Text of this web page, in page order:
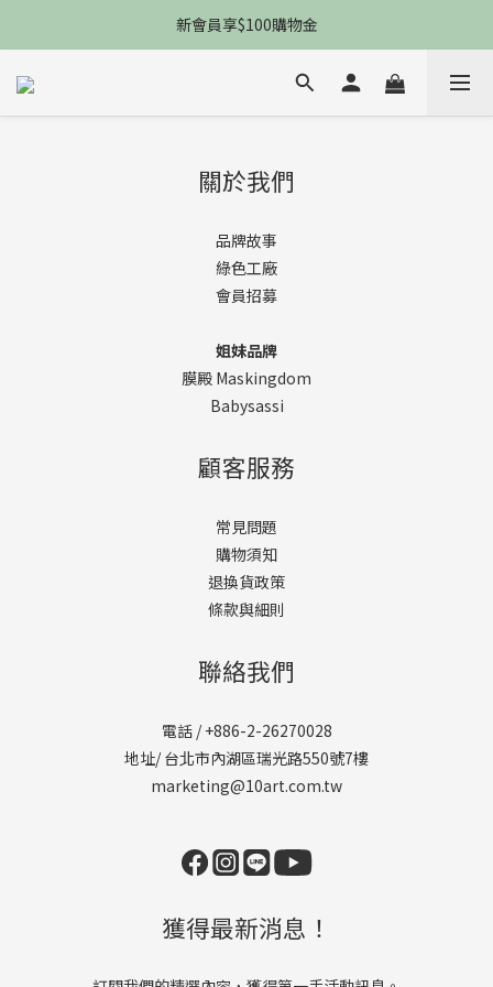
限時一件免運，5P防曬防黑防老防細紋
新會員享$100購物金
限時一件免運，5P防曬防黑防老防細紋
關於我們
品牌故事
綠色工廠
會員招募
姐妹品牌
膜殿 Maskingdom
Babysassi
顧客服務
常見問題
購物須知
退換貨政策
條款與細則
聯絡我們
電話 / +886-2-26270028
地址/ 台北市內湖區瑞光路550號7樓
marketing@10art.com.tw
獲得最新消息！